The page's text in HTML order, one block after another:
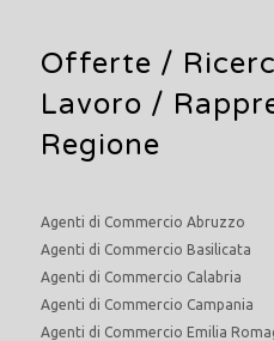
Offerte /
Lavoro /
Regione
Agenti di Commercio Abruzzo
Agenti di Commercio Basilicata
Agenti di Commercio Calabria
Agenti di Commercio Campania
Agenti di Commercio Emilia